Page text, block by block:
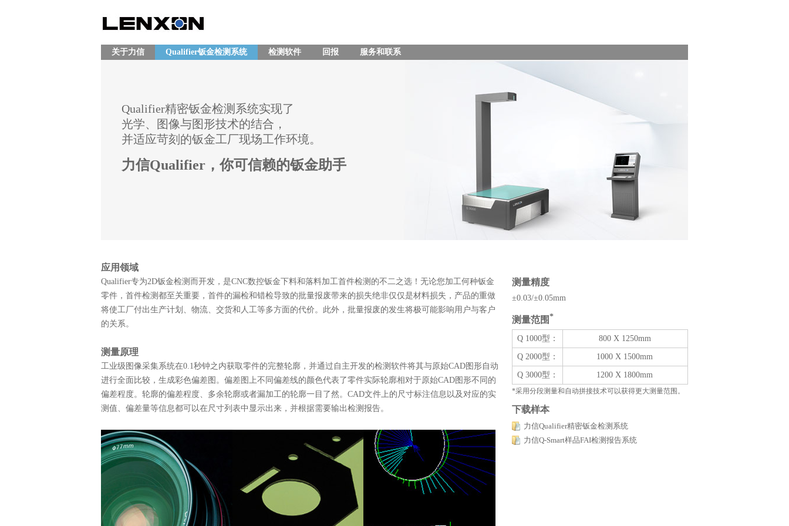
关于力信 Qualifier钣金检测系统 检测软件 回报 服务和联系
Qualifier精密钣金检测系统实现了
光学、图像与图形技术的结合，
并适应苛刻的钣金工厂现场工作环境。
力信Qualifier，你可信赖的钣金助手
应用领域
Qualifier专为2D钣金检测而开发，是CNC数控钣金下料和落料加工首件检测的不二之选！无论您加工何种钣金
零件，首件检测都至关重要，首件的漏检和错检导致的批量报废带来的损失绝非仅仅是材料损失，产品的重做
将使工厂付出生产计划、物流、交货和人工等多方面的代价。此外，批量报废的发生将极可能影响用户与客户
的关系。
测量原理
工业级图像采集系统在0.1秒钟之内获取零件的完整轮廓，并通过自主开发的检测软件将其与原始CAD图形自动
进行全面比较，生成彩色偏差图。偏差图上不同偏差线的颜色代表了零件实际轮廓相对于原始CAD图形不同的
偏差程度。轮廓的偏差程度、多余轮廓或者漏加工的轮廓一目了然。CAD文件上的尺寸标注信息以及对应的实
测值、偏差量等信息都可以在尺寸列表中显示出来，并根据需要输出检测报告。
测量精度
±0.03/±0.05mm
测量范围 *
Q 1000型： 800 X 1250mm
Q 2000型： 1000 X 1500mm
Q 3000型： 1200 X 1800mm
*采用分段测量和自动拼接技术可以获得更大测量范围。
下载样本
力信Qualifier精密钣金检测系统
力信Q-Smart样品FAI检测报告系统